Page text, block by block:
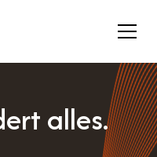
Actief in 20+ landen
alles.